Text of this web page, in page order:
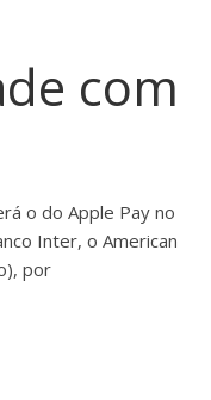
com
o do Apple Pay no
Inter, o American
por